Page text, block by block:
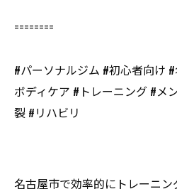
========
#パーソナルジム #初心者向け
ボディケア #トレーニング #メ
裂 #リハビリ
名古屋市で効率的にトレーニン